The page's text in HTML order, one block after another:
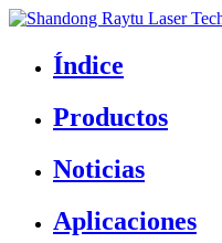
Índice
Productos
Noticias
Aplicaciones